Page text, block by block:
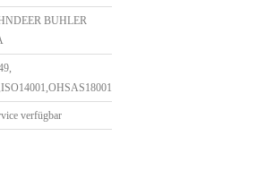
BUHLER
verfügbar